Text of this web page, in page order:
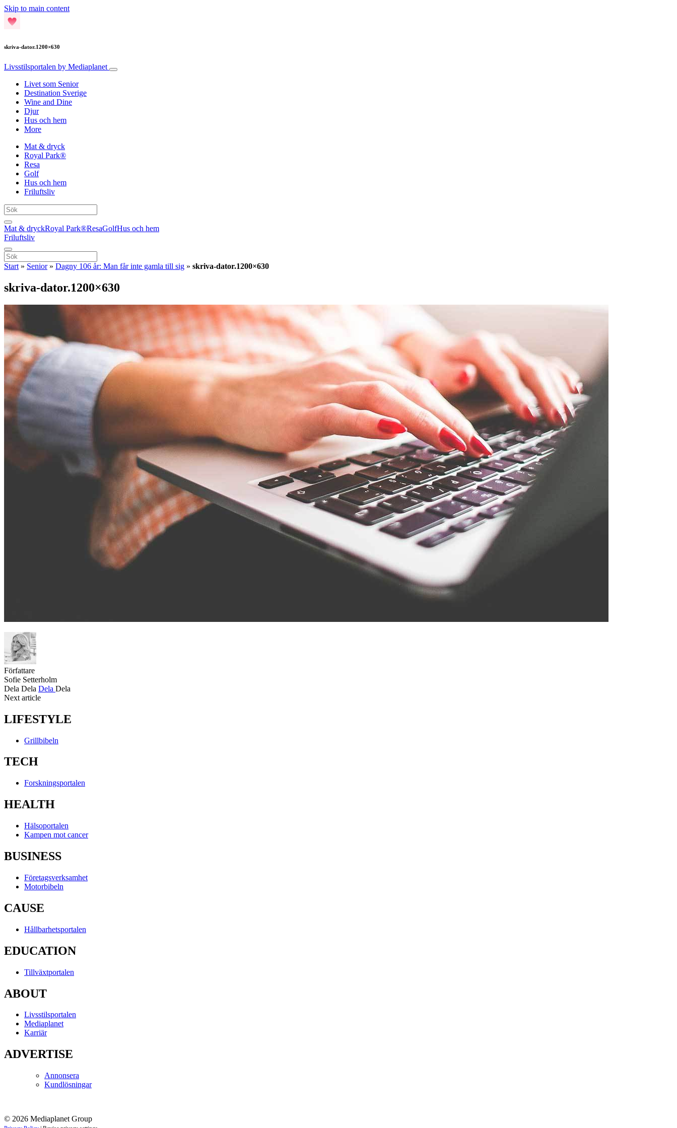
Skip to main content
skriva-dator.1200×630
Livsstilsportalen by Mediaplanet
Livet som Senior
Destination Sverige
Wine and Dine
Djur
Hus och hem
More
Mat & dryck
Royal Park®
Resa
Golf
Hus och hem
Friluftsliv
Mat & dryckRoyal Park®ResaGolfHus och hem
Friluftsliv
Start » Senior» Dagny 106 år: Man får inte gamla till sig » skriva-dator.1200×630
skriva-dator.1200×630
Författare
Sofie Setterholm
Dela Dela Dela Dela
Next article
LIFESTYLE
Grillbibeln
TECH
Forskningsportalen
HEALTH
Hälsoportalen
Kampen mot cancer
BUSINESS
Företagsverksamhet
Motorbibeln
CAUSE
Hållbarhetsportalen
EDUCATION
Tillväxtportalen
ABOUT
Livsstilsportalen
Mediaplanet
Karriär
ADVERTISE
Annonsera
Kundlösningar
© 2026 Mediaplanet Group